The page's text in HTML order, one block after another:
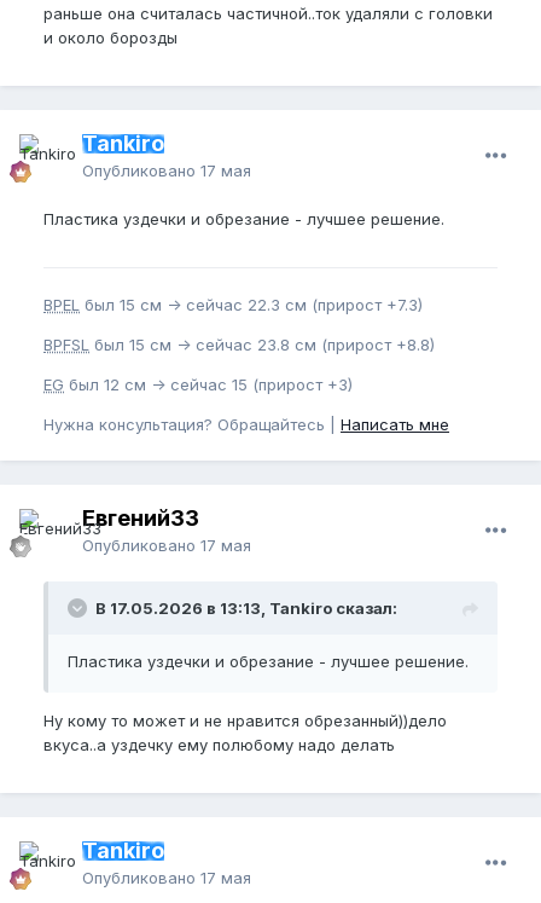
раньше она считалась частичной..ток удаляли с головки
и около борозды
Tankiro
Опубликовано 17 мая
Пластика уздечки и обрезание - лучшее решение.
BPEL был 15 см -> сейчас 22.3 см (прирост +7.3)
BPFSL был 15 см -> сейчас 23.8 см (прирост +8.8)
EG был 12 см -> сейчас 15 (прирост +3)
Нужна консультация? Обращайтесь | Написать мне
Евгений33
Опубликовано 17 мая
В 17.05.2026 в 13:13, Tankiro сказал:
Пластика уздечки и обрезание - лучшее решение.
Ну кому то может и не нравится обрезанный))дело
вкуса..а уздечку ему полюбому надо делать
Tankiro
Опубликовано 17 мая